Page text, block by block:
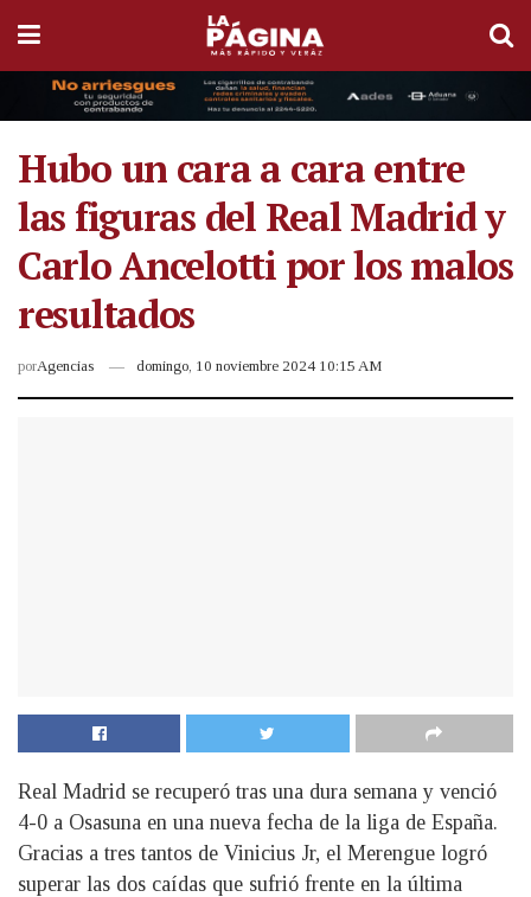
Hubo un cara a cara entre
las figuras del Real Madrid y
Carlo Ancelotti por los malos
resultados
porAgencias domingo, 10 noviembre 2024 10:15 AM
Real Madrid se recuperó tras una dura semana y venció
4-0 a Osasuna en una nueva fecha de la liga de España.
Gracias a tres tantos de Vinicius Jr, el Merengue logró
superar las dos caídas que sufrió frente en la última